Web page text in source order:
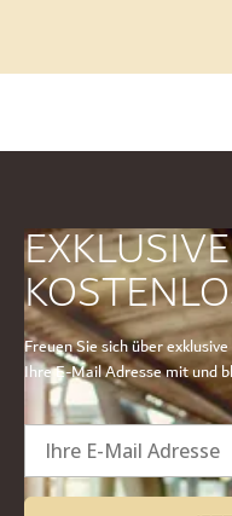
Freuen Sie sich über
Ihre E-Mail Adresse mit und
Ihre E-Mail Adresse